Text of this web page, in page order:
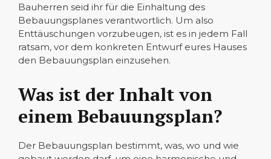
Bauherren seid ihr für die Einhaltung des
Bebauungsplanes verantwortlich. Um also
Enttäuschungen vorzubeugen, ist es in jedem Fall
ratsam, vor dem konkreten Entwurf eures Hauses
den Bebauungsplan einzusehen.
Was ist der Inhalt von
einem Bebauungsplan?
Der Bebauungsplan bestimmt, was, wo und wie